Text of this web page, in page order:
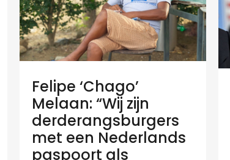
Felipe ‘Chago’
Melaan: “Wij zijn
derderangsburgers
met een Nederlands
paspoort als